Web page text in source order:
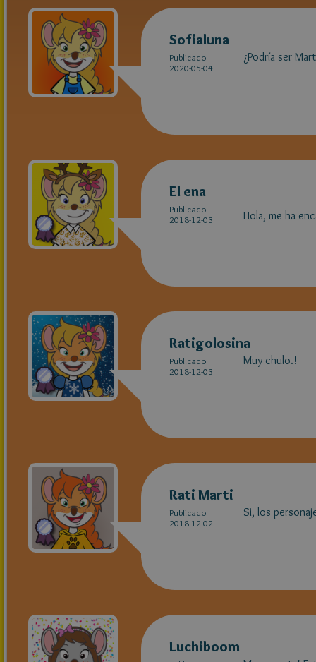
Sofialuna
Publicado
2020-05-04
¿Podría ser
El ena
Publicado
2018-12-03
Hola, me ha
Ratigolosina
Publicado
2018-12-03
Muy chulo.!
Rati Marti
Publicado
2018-12-02
Si, los
Luchiboom